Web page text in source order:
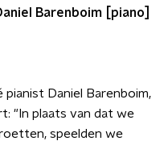
Barenboim [piano]
pianist Daniel Barenboim,
"In plaats van dat we
speelden we